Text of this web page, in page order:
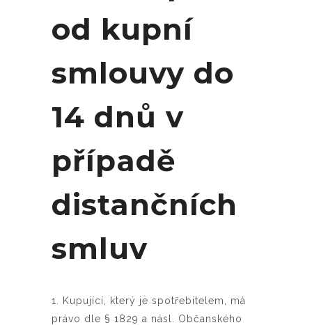
od kupní
smlouvy do
14 dnů v
případě
distančních
smluv
1. Kupující, který je spotřebitelem, má
právo dle § 1829 a násl. Občanského